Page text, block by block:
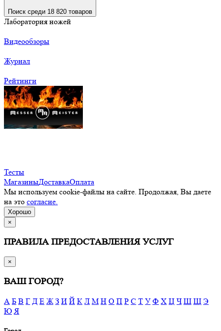
Поиск среди 18 820 товаров
Лаборатория ножей
Видеообзоры
Журнал
Рейтинги
Тесты
МагазиныДоставкаОплата
Мы используем cookie-файлы на сайте. Продолжая, Вы даете
на это согласие.
Хорошо
×
ПРАВИЛА ПРЕДОСТАВЛЕНИЯ УСЛУГ
×
ВАШ ГОРОД?
А Б В Г Д Е Ж З И Й К Л М Н О П Р С Т У Ф Х Ц Ч Ш Щ Э
Ю Я